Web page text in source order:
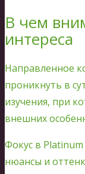
В чем
интереса
Направленное
проникнуть в
изучения, при
внешних
Фокус в
нюансы и